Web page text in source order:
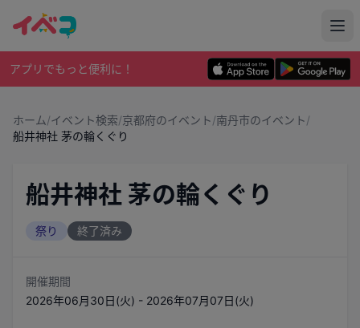
アプリでもっと便利に！
ホーム/イベント検索/京都府のイベント/南丹市のイベント/
船井神社 茅の輪くぐり
船井神社 茅の輪くぐり
祭り 終了済み
開催期間
2026年06月30日(火) - 2026年07月07日(火)